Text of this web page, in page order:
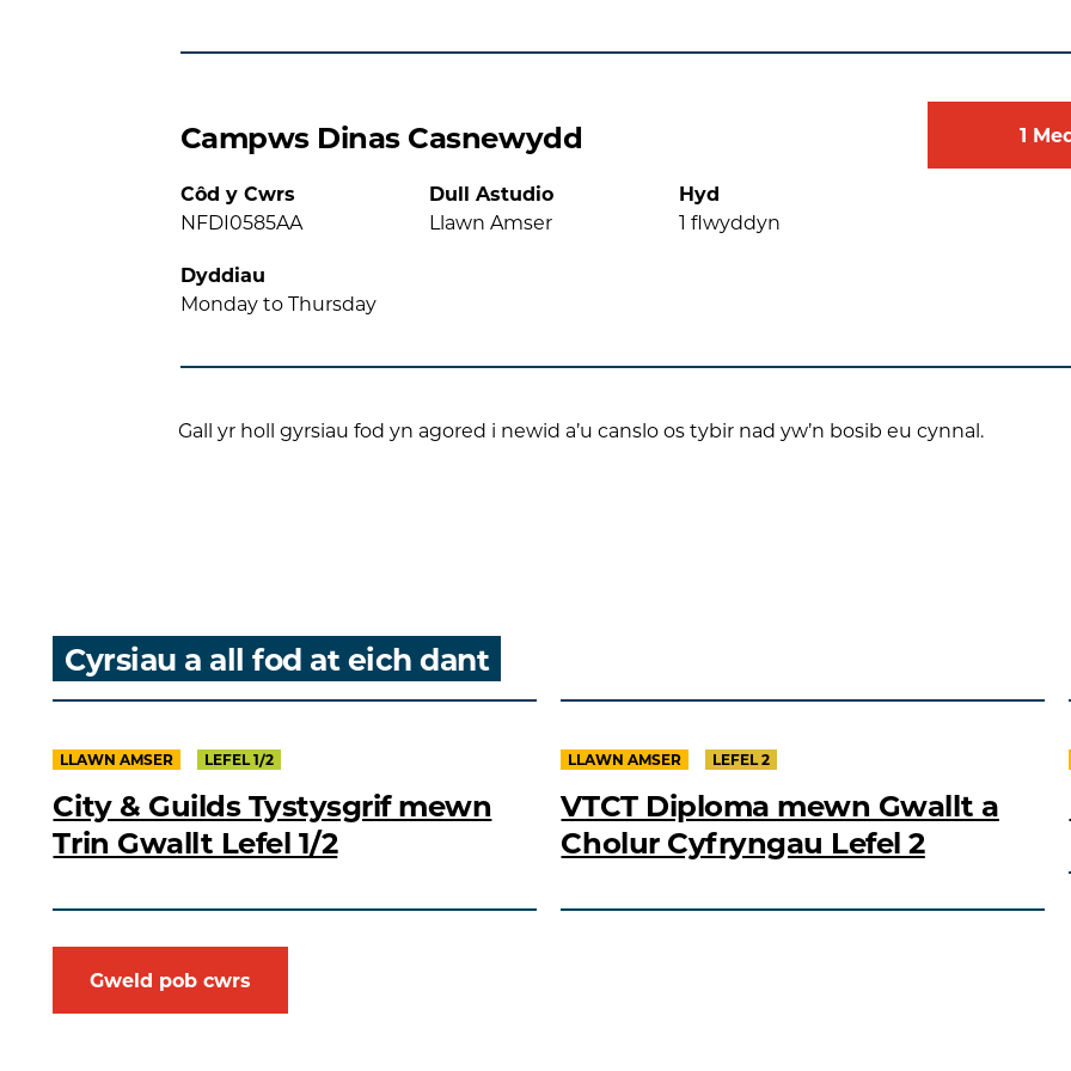
Campws Dinas Casnewydd
Côd y Cwrs
NFDI0585AA
Dull Astudio
Llawn Amser
Hyd
1 flwyddyn
Dyddiau
Monday to Thursday
1
Gall yr holl gyrsiau fod yn agored i newid a’u canslo os tybir nad yw’n bosib eu cynnal.
Cyrsiau a all fod at eich dant
LLAWN AMSER LEFEL 1/2
City & Guilds Tystysgrif mewn
Trin Gwallt Lefel 1/2
LLAWN AMSER LEFEL 2
VTCT Diploma mewn Gwallt a
Cholur Cyfryngau Lefel 2
Gweld pob cwrs